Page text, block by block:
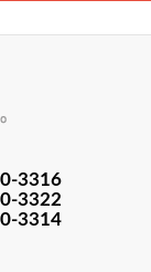
3316
3322
3314